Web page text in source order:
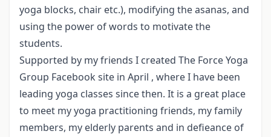
yoga blocks, chair etc.), modifying the asanas, and
using the power of words to motivate the
students.
Supported by my friends I created The Force Yoga
Group Facebook site in April , where I have been
leading yoga classes since then. It is a great place
to meet my yoga practitioning friends, my family
members, my elderly parents and in defieance of